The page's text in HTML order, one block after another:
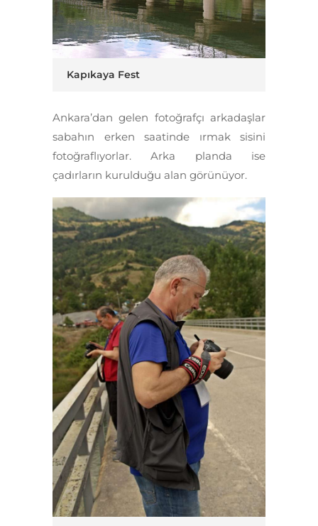
Kapıkaya Fest
Ankara’dan gelen fotoğrafçı arkadaşlar
sabahın erken saatinde ırmak sisini
fotoğraflıyorlar. Arka planda ise
çadırların kurulduğu alan görünüyor.